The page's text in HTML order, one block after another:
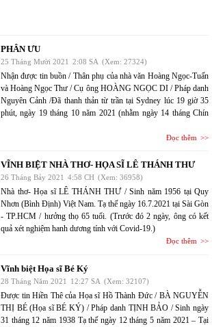
PHÂN ƯU
25 Tháng Mười 2021 2:08 SA (Xem: 27324)
Nhận được tin buồn / Thân phụ của nhà văn Hoàng Ngọc-Tuấn
và Hoàng Ngọc Thư / Cụ ông HOÀNG NGỌC DI / Pháp danh
Nguyên Cảnh /Đã thanh thản từ trần tại Sydney lúc 19 giờ 35
phút, ngày 19 tháng 10 năm 2021 (nhằm ngày 14 tháng Chín
Đọc thêm
VĨNH BIỆT NHÀ THƠ- HỌA SĨ LÊ THÁNH THƯ
26 Tháng Bảy 2021 4:58 CH (Xem: 36958)
Nhà thơ- Họa sĩ LÊ THÁNH THƯ / Sinh năm 1956 tại Quy
Nhơn (Bình Định) Việt Nam. Tạ thế ngày 16.7.2021 tại Sài Gòn
- TP.HCM / hưởng thọ 65 tuổi. (Trước đó 2 ngày, ông có kết
quả xét nghiệm hanh dương tính với Covid-19.)
Đọc thêm
Vĩnh biệt Họa sĩ Bé Ký
28 Tháng Năm 2021 12:27 SA (Xem: 32107)
Được tin Hiền Thê của Họa sĩ Hồ Thành Đức / BÀ NGUYỄN
THỊ BÉ (Họa sĩ BÉ KÝ) / Pháp danh TỊNH BẢO / Sinh ngày
31 tháng 12 năm 1938 Tạ thế ngày 12 tháng 5 năm 2021 – Tại